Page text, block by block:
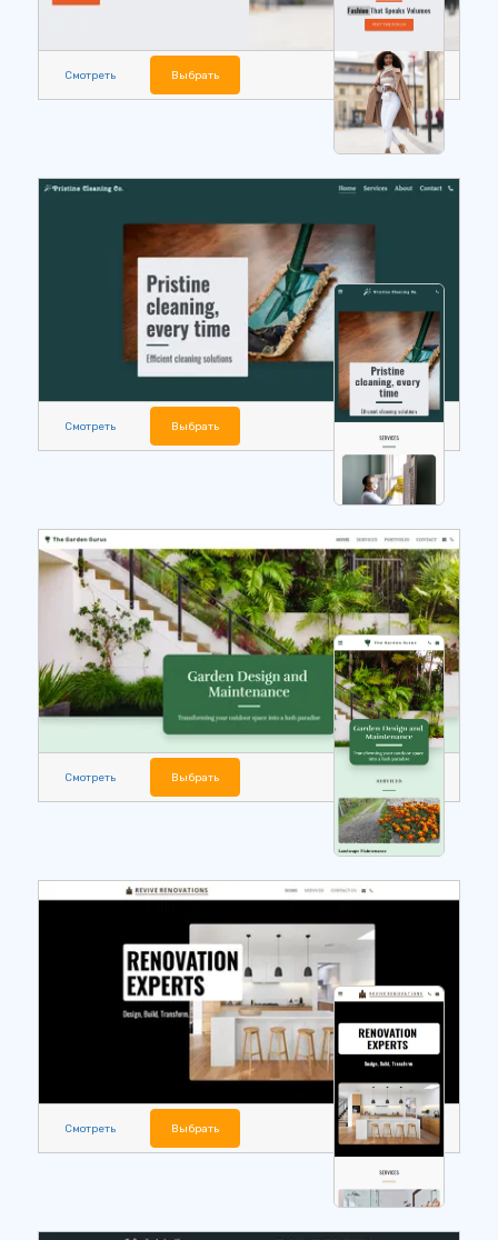
Смотреть Выбрать
Смотреть Выбрать
Смотреть Выбрать
Смотреть Выбрать